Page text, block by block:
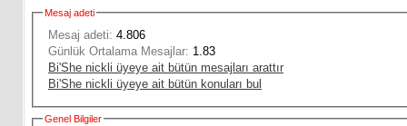
Mesaj adeti
Mesaj adeti: 4.806
Günlük Ortalama Mesajlar: 1.83
Bi'She nickli üyeye ait bütün mesajları arattır
Bi'She nickli üyeye ait bütün konuları bul
Genel Bilgiler